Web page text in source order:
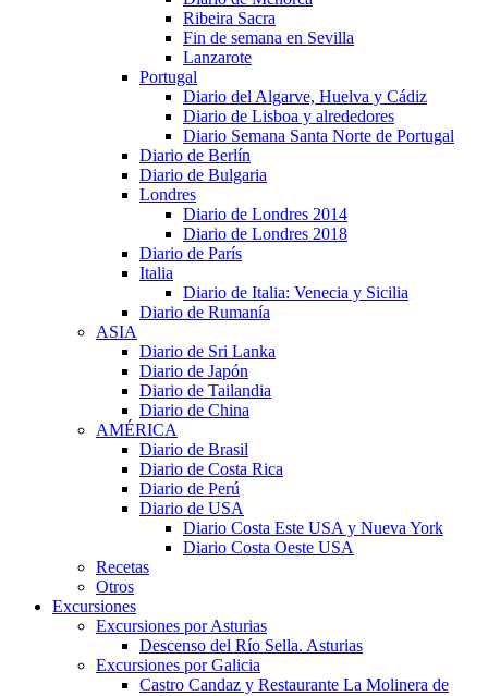
Ribeira Sacra
Fin de semana en Sevilla
Lanzarote
Portugal
Diario del Algarve, Huelva y Cádiz
Diario de Lisboa y alrededores
Diario Semana Santa Norte de Portugal
Diario de Berlín
Diario de Bulgaria
Londres
Diario de Londres 2014
Diario de Londres 2018
Diario de París
Italia
Diario de Italia: Venecia y Sicilia
Diario de Rumanía
ASIA
Diario de Sri Lanka
Diario de Japón
Diario de Tailandia
Diario de China
AMÉRICA
Diario de Brasil
Diario de Costa Rica
Diario de Perú
Diario de USA
Diario Costa Este USA y Nueva York
Diario Costa Oeste USA
Recetas
Otros
Excursiones
Excursiones por Asturias
Descenso del Río Sella. Asturias
Excursiones por Galicia
Castro Candaz y Restaurante La Molinera de